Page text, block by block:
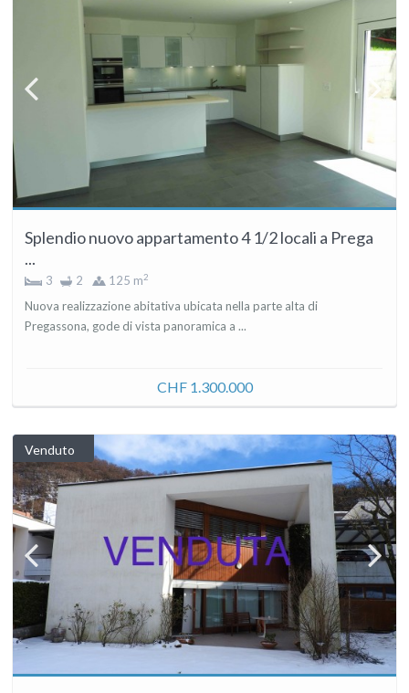
Splendio nuovo appartamento 4 1/2 locali a Prega
...
3 2 125 m2
Nuova realizzazione abitativa ubicata nella parte alta di
Pregassona, gode di vista panoramica a ...
CHF 1.300.000
Venduto